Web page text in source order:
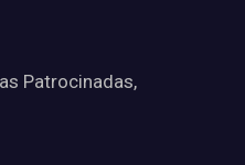
Patrocinadas,